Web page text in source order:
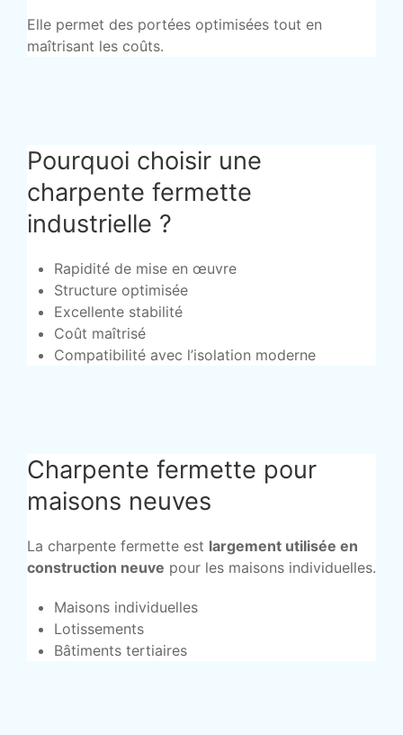
Elle permet des portées optimisées tout en
maîtrisant les coûts.
Pourquoi choisir une
charpente fermette
industrielle ?
Rapidité de mise en œuvre
Structure optimisée
Excellente stabilité
Coût maîtrisé
Compatibilité avec l’isolation moderne
Charpente fermette pour
maisons neuves
La charpente fermette est largement utilisée en
construction neuve pour les maisons individuelles.
Maisons individuelles
Lotissements
Bâtiments tertiaires